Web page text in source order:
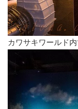
カワサキワールド